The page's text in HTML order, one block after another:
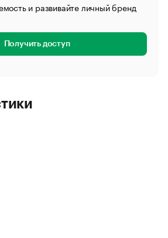
и развивайте личный бренд
Получить доступ